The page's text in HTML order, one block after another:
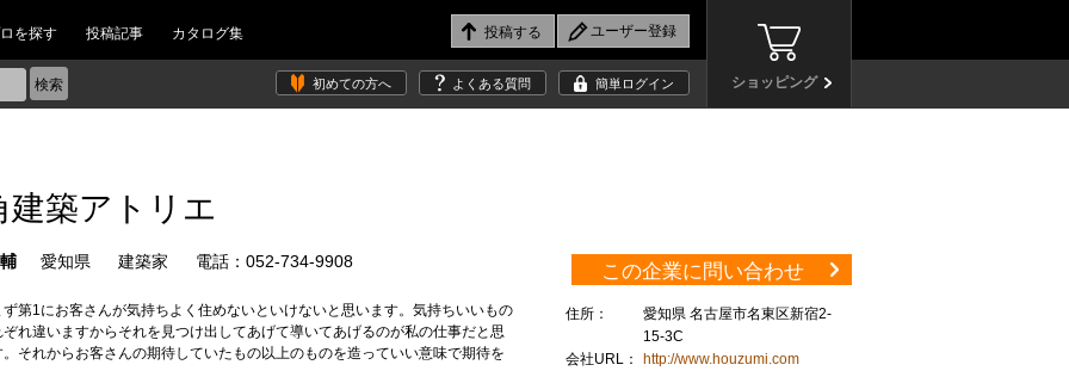
を探す 投稿記事 カタログ集
ショッピング
初めての方へ よくある質問 簡単ログイン
建築アトリエ
この企業に問い合わせ
住所：
愛知県 名古屋市名東区新宿2-
15-3C
会社URL：
http://www.houzumi.com
愛知県 建築家 電話：052-734-9908
ず第1にお客さんが気持ちよく住めないといけないと思います。気持ちいいもの
れ違いますからそれを見つけ出してあげて導いてあげるのが私の仕事だと思
それからお客さんの期待していたもの以上のものを造っていい意味で期待を